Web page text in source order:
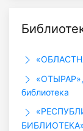
«ОТЫРАР»,
библиотека